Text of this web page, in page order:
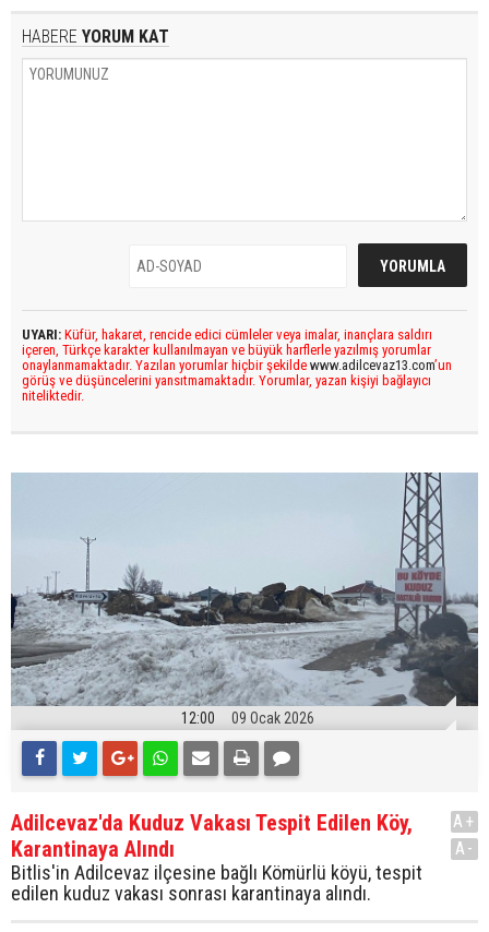
HABERE YORUM KAT
UYARI: Küfür, hakaret, rencide edici cümleler veya imalar, inançlara saldırı
içeren, Türkçe karakter kullanılmayan ve büyük harflerle yazılmış yorumlar
onaylanmamaktadır. Yazılan yorumlar hiçbir şekilde www.adilcevaz13.com’un
görüş ve düşüncelerini yansıtmamaktadır. Yorumlar, yazan kişiyi bağlayıcı
niteliktedir.
12:00 09 Ocak 2026
Adilcevaz'da Kuduz Vakası Tespit Edilen Köy,
Karantinaya Alındı
Bitlis'in Adilcevaz ilçesine bağlı Kömürlü köyü, tespit
edilen kuduz vakası sonrası karantinaya alındı.
A+
A-